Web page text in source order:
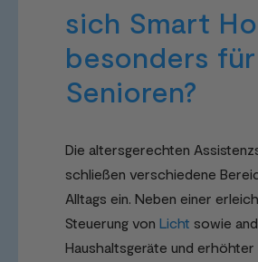
sich Smart
besonders für
Senioren?
Die altersgerechten
schließen verschiedene
Alltags ein. Neben einer
Steuerung von Licht sowie
Haushaltsgeräte und